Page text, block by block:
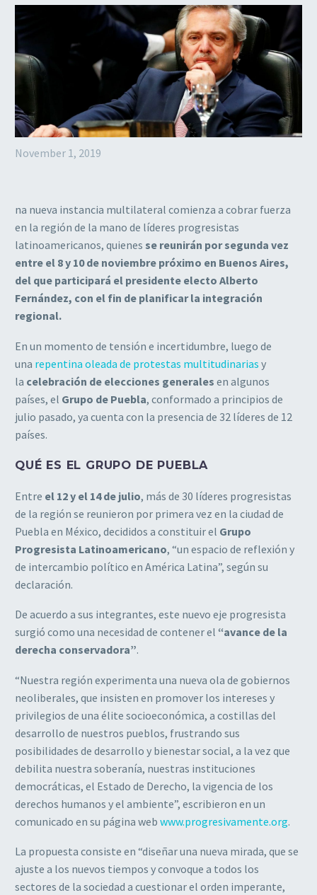
November 1, 2019
na nueva instancia multilateral comienza a cobrar fuerza
en la región de la mano de líderes progresistas
latinoamericanos, quienes se reunirán por segunda vez
entre el 8 y 10 de noviembre próximo en Buenos Aires,
del que participará el presidente electo Alberto
Fernández, con el fin de planificar la integración
regional.
En un momento de tensión e incertidumbre, luego de
una repentina oleada de protestas multitudinarias y
la celebración de elecciones generales en algunos
países, el Grupo de Puebla, conformado a principios de
julio pasado, ya cuenta con la presencia de 32 líderes de 12
países.
QUÉ ES EL GRUPO DE PUEBLA
Entre el 12 y el 14 de julio, más de 30 líderes progresistas
de la región se reunieron por primera vez en la ciudad de
Puebla en México, decididos a constituir el Grupo
Progresista Latinoamericano, “un espacio de reflexión y
de intercambio político en América Latina”, según su
declaración.
De acuerdo a sus integrantes, este nuevo eje progresista
surgió como una necesidad de contener el “avance de la
derecha conservadora”.
“Nuestra región experimenta una nueva ola de gobiernos
neoliberales, que insisten en promover los intereses y
privilegios de una élite socioeconómica, a costillas del
desarrollo de nuestros pueblos, frustrando sus
posibilidades de desarrollo y bienestar social, a la vez que
debilita nuestra soberanía, nuestras instituciones
democráticas, el Estado de Derecho, la vigencia de los
derechos humanos y el ambiente”, escribieron en un
comunicado en su página web www.progresivamente.org.
La propuesta consiste en “diseñar una nueva mirada, que se
ajuste a los nuevos tiempos y convoque a todos los
sectores de la sociedad a cuestionar el orden imperante,